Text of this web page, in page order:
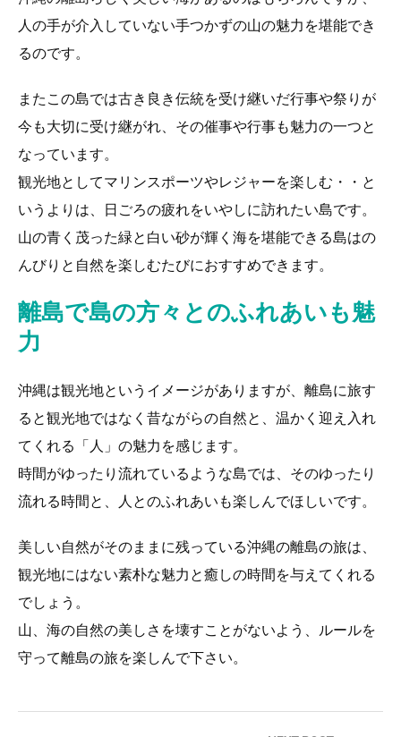
人の手が介入していない手つかずの山の魅力を堪能でき
るのです。
またこの島では古き良き伝統を受け継いだ行事や祭りが
今も大切に受け継がれ、その催事や行事も魅力の一つと
なっています。
観光地としてマリンスポーツやレジャーを楽しむ・・と
いうよりは、日ごろの疲れをいやしに訪れたい島です。
山の青く茂った緑と白い砂が輝く海を堪能できる島はの
んびりと自然を楽しむたびにおすすめできます。
離島で島の方々とのふれあいも魅
力
沖縄は観光地というイメージがありますが、離島に旅す
ると観光地ではなく昔ながらの自然と、温かく迎え入れ
てくれる「人」の魅力を感じます。
時間がゆったり流れているような島では、そのゆったり
流れる時間と、人とのふれあいも楽しんでほしいです。
美しい自然がそのままに残っている沖縄の離島の旅は、
観光地にはない素朴な魅力と癒しの時間を与えてくれる
でしょう。
山、海の自然の美しさを壊すことがないよう、ルールを
守って離島の旅を楽しんで下さい。